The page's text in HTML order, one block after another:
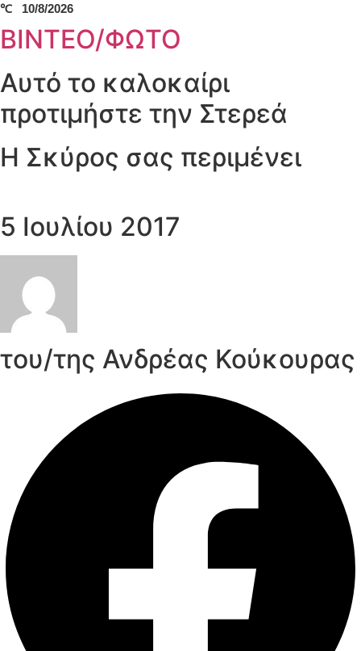
℃ 10/8/2026
ΒΙΝΤΕΟ/ΦΩΤΟ
Αυτό το καλοκαίρι
προτιμήστε την Στερεά
Η Σκύρος σας περιμένει
5 Ιουλίου 2017
του/της Ανδρέας Κούκουρας